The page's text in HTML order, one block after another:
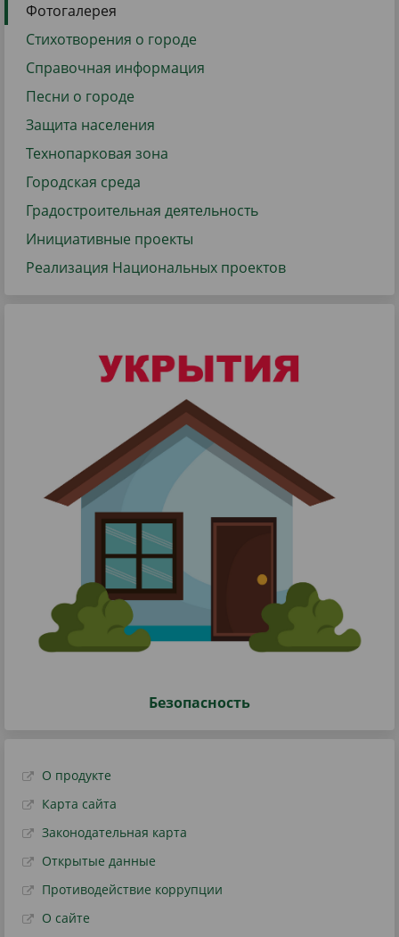
Фотогалерея
Стихотворения о городе
Справочная информация
Песни о городе
Защита населения
Технопарковая зона
Городская среда
Градостроительная деятельность
Инициативные проекты
Реализация Национальных проектов
Безопасность
О продукте
Карта сайта
Законодательная карта
Открытые данные
Противодействие коррупции
О сайте